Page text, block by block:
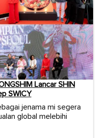
Lancar SHIN
SWICY
jenama mi segera
global melebihi